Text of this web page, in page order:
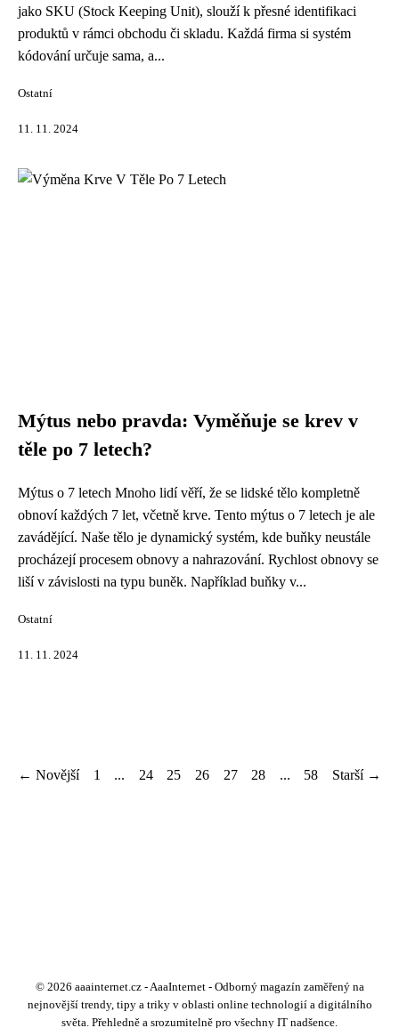
jako SKU (Stock Keeping Unit), slouží k přesné identifikaci
produktů v rámci obchodu či skladu. Každá firma si systém
kódování určuje sama, a...
Ostatní
11. 11. 2024
Mýtus nebo pravda: Vyměňuje se krev v
těle po 7 letech?
Mýtus o 7 letech Mnoho lidí věří, že se lidské tělo kompletně
obnoví každých 7 let, včetně krve. Tento mýtus o 7 letech je ale
zavádějící. Naše tělo je dynamický systém, kde buňky neustále
procházejí procesem obnovy a nahrazování. Rychlost obnovy se
liší v závislosti na typu buněk. Například buňky v...
Ostatní
11. 11. 2024
← Novější 1 ... 24 25 26 27 28 ... 58 Starší →
© 2026 aaainternet.cz - AaaInternet - Odborný magazín zaměřený na
nejnovější trendy, tipy a triky v oblasti online technologií a digitálního
světa. Přehledně a srozumitelně pro všechny IT nadšence.